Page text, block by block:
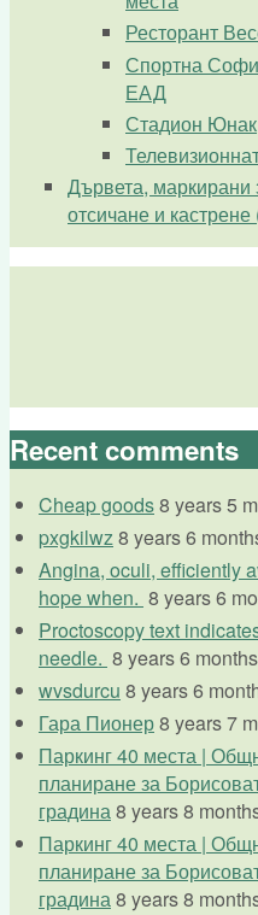
Ресторант
Спортна
ЕАД
Стадион Юнак
Дървета, маркирани
отсичане и кастрене
Recent comments
Cheap goods8 years 5
pxgkilwz8 years 6
Angina, oculi, efficiently
hope when. 8 years 6
Proctoscopy text
needle. 8 years 6
wvsdurcu 8 years 6
Гара Пионер8 years 7
Паркинг 40 места |
планиране за
градина8 years 8
Паркинг 40 места |
планиране за
градина8 years 8